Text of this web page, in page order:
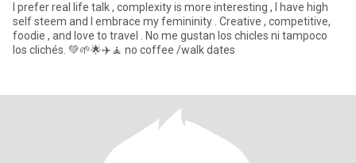
I prefer real life talk , complexity is more interesting , I have high
self steem and I embrace my femininity . Creative , competitive,
foodie , and love to travel . No me gustan los chicles ni tampoco
los clichés. 💚🌱🌟✈️🧘 no coffee /walk dates